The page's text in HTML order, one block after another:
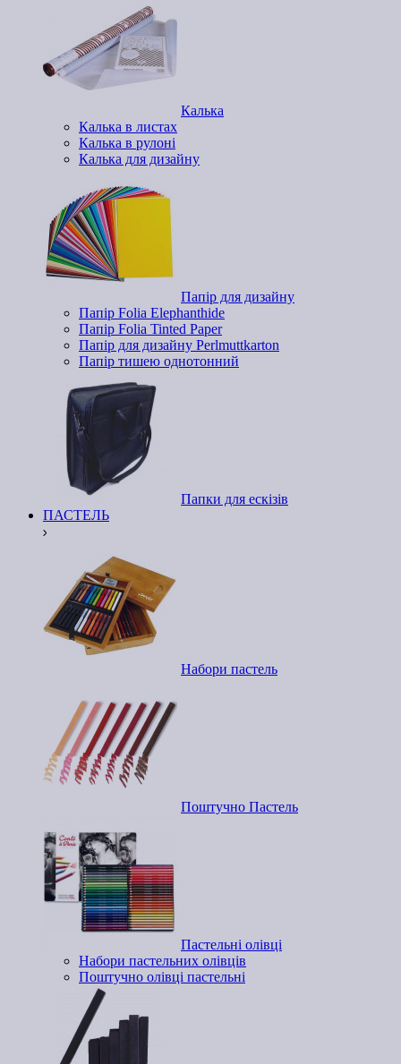
Калька
Калька в листах
Калька в рулоні
Калька для дизайну
Папір для дизайну
Папір Folia Elephanthide
Папір Folia Tinted Paper
Папір для дизайну Perlmuttkarton
Папір тишею однотонний
Папки для ескізів
ПАСТЕЛЬ
Набори пастель
Поштучно Пастель
Пастельні олівці
Набори пастельних олівців
Поштучно олівці пастельні